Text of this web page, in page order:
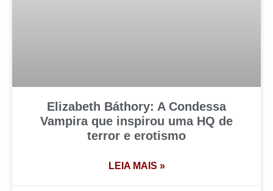
Elizabeth Báthory: A Condessa
Vampira que inspirou uma HQ de
terror e erotismo
LEIA MAIS »